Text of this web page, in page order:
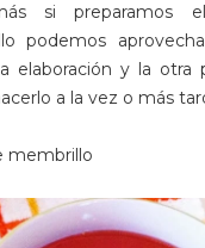
si preparamos
podemos
elaboración y la otra
a la vez o más
membrillo